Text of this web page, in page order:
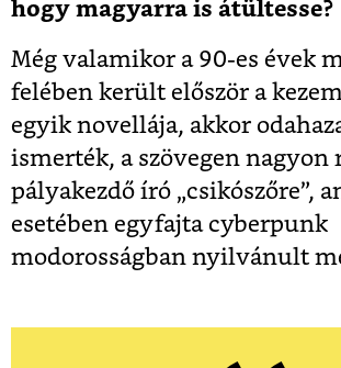
hogy magyarra is átültesse?
Még valamikor a 90-es évek
felében került először a
egyik novellája, akkor
ismerték, a szövegen nagyon
pályakezdő író „csikószőre”,
esetében egyfajta cyberpunk
modorosságban nyilvánult